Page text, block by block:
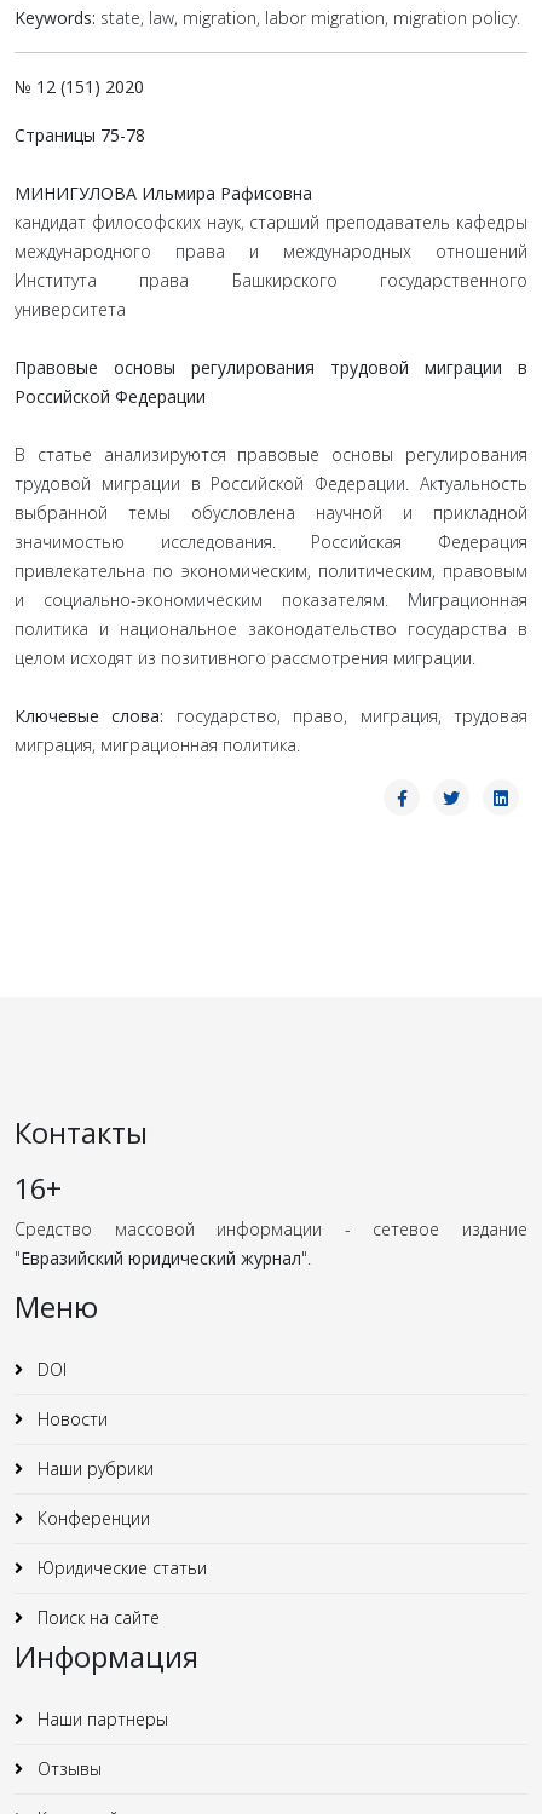
Keywords: state, law, migration, labor migration, migration policy.
№ 12 (151) 2020
Страницы 75-78
МИНИГУЛОВА Ильмира Рафисовна
кандидат философских наук, старший преподаватель кафедры
международного права и международных отношений
Института права Башкирского государственного
университета
Правовые основы регулирования трудовой миграции в
Российской Федерации
В статье анализируются правовые основы регулирования
трудовой миграции в Российской Федерации. Актуальность
выбранной темы обусловлена научной и прикладной
значимостью исследования. Российская Федерация
привлекательна по экономическим, политическим, правовым
и социально-экономическим показателям. Миграционная
политика и национальное законодательство государства в
целом исходят из позитивного рассмотрения миграции.
Ключевые слова: государство, право, миграция, трудовая
миграция, миграционная политика.
Контакты
16+
Средство массовой информации - сетевое издание
"Евразийский юридический журнал".
Меню
DOI
Новости
Наши рубрики
Конференции
Юридические статьи
Поиск на сайте
Информация
Наши партнеры
Отзывы